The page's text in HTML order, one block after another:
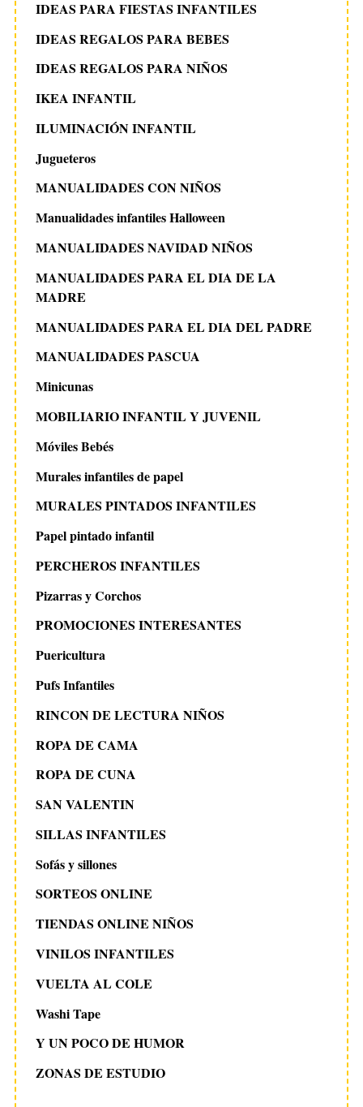
IDEAS PARA FIESTAS INFANTILES
IDEAS REGALOS PARA BEBES
IDEAS REGALOS PARA NIÑOS
IKEA INFANTIL
ILUMINACIÓN INFANTIL
Jugueteros
MANUALIDADES CON NIÑOS
Manualidades infantiles Halloween
MANUALIDADES NAVIDAD NIÑOS
MANUALIDADES PARA EL DIA DE LA
MADRE
MANUALIDADES PARA EL DIA DEL PADRE
MANUALIDADES PASCUA
Minicunas
MOBILIARIO INFANTIL Y JUVENIL
Móviles Bebés
Murales infantiles de papel
MURALES PINTADOS INFANTILES
Papel pintado infantil
PERCHEROS INFANTILES
Pizarras y Corchos
PROMOCIONES INTERESANTES
Puericultura
Pufs Infantiles
RINCON DE LECTURA NIÑOS
ROPA DE CAMA
ROPA DE CUNA
SAN VALENTIN
SILLAS INFANTILES
Sofás y sillones
SORTEOS ONLINE
TIENDAS ONLINE NIÑOS
VINILOS INFANTILES
VUELTA AL COLE
Washi Tape
Y UN POCO DE HUMOR
ZONAS DE ESTUDIO